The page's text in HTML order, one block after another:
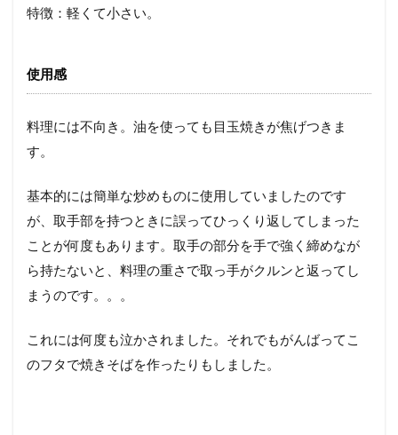
特徴：軽くて小さい。
使用感
料理には不向き。油を使っても目玉焼きが焦げつきま
す。
基本的には簡単な炒めものに使用していましたのです
が、取手部を持つときに誤ってひっくり返してしまった
ことが何度もあります。取手の部分を手で強く締めなが
ら持たないと、料理の重さで取っ手がクルンと返ってし
まうのです。。。
これには何度も泣かされました。それでもがんばってこ
のフタで焼きそばを作ったりもしました。